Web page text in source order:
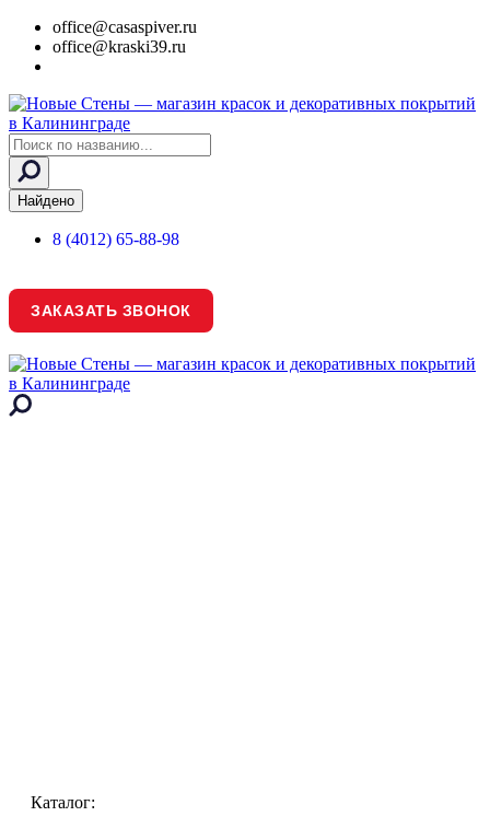
office@casaspiver.ru
office@kraski39.ru
Search
...
Найдено
8 (4012) 65-88-98
ЗАКАЗАТЬ ЗВОНОК
Каталог: